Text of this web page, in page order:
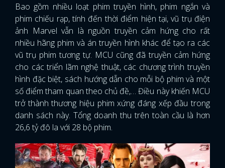
Bao gồm nhiều loạt phim truyền hình, phim ngắn và
phim chiếu rạp, tính đến thời điểm hiện tại, vũ trụ điện
ảnh Marvel vẫn là nguồn truyền cảm hứng cho rất
nhiều hãng phim và án truyền hình khác để tạo ra các
vũ trụ phim tương tự. MCU cũng đã truyền cảm hứng
cho các triển lãm nghệ thuật, các chương trình truyền
hình đặc biệt, sách hướng dẫn cho mỗi bộ phim và một
số điểm tham quan theo chủ đề,… Điều này khiến MCU
trở thành thương hiệu phim xứng đáng xếp đầu trong
danh sách này. Tổng doanh thu trên toàn cầu là hơn
26,6 tỷ đô la với 28 bộ phim.